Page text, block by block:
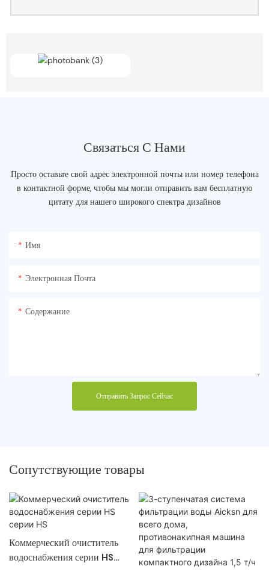
Связаться С Нами
Просто оставьте свой адрес электронной почты или номер телефона
в контактной форме, чтобы мы могли отправить вам бесплатную
цитату для нашего широкого спектра дизайнов
Имя
Электронная Почта
Содержание
Отправить Запрос Сейчас
Сопутствующие товары
Коммерческий очиститель
водоснабжения серии HS